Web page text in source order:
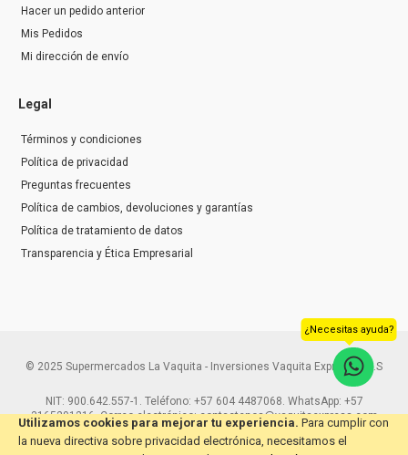
Utilizamos cookies para mejorar tu experiencia. Para cumplir con
la nueva directiva sobre privacidad electrónica, necesitamos el
Hacer un pedido anterior
Mis Pedidos
Mi dirección de envío
Legal
Términos y condiciones
Política de privacidad
Preguntas frecuentes
Política de cambios, devoluciones y garantías
Política de tratamiento de datos
Transparencia y Ética Empresarial
© 2025 Supermercados La Vaquita - Inversiones Vaquita Express S.A.S
NIT: 900.642.557-1. Teléfono: +57 604 4487068. WhatsApp: +57
3165291216. Correo electrónico: contactenos@vaquitaexpress.com
¿Necesitas ayuda?